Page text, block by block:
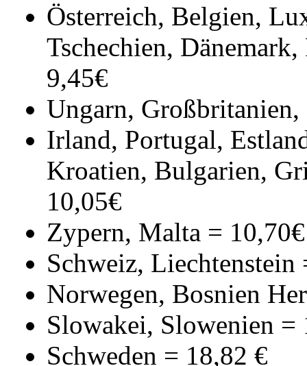
Österreich, Belgien,
Tschechien,
9,45€
Ungarn,
Irland, Portugal,
Kroatien, Bulgarien,
10,05€
Zypern, Malta =
Schweiz,
Norwegen, Bosnien
Slowakei, Slowenien
Schweden = 18,82 €